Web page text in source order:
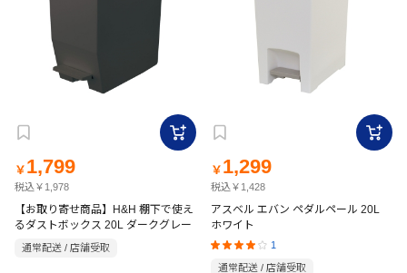
￥ 1,799
税込￥1,978
【お取り寄せ商品】H&H 棚下で使え
るダストボックス 20L ダークグレー
通常配送 / 店舗受取
￥ 1,299
税込￥1,428
アスベル エバン ペダルペール 20L
ホワイト
1
通常配送 / 店舗受取